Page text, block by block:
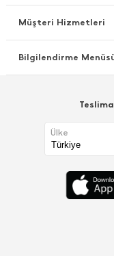
Müşteri Hizmetleri
Bilgilendirme
Ülke